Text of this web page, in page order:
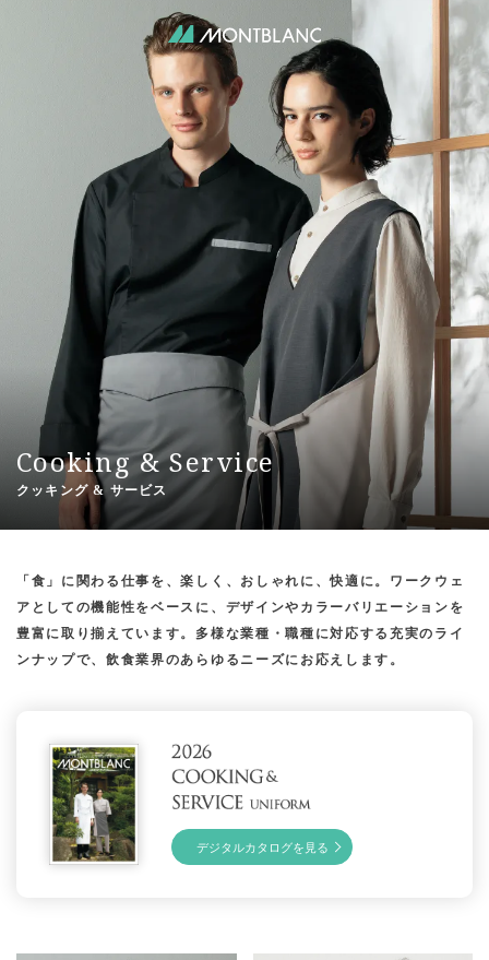
Cooking&Service
クッキング & サービス
「食」に関わる仕事を、楽しく、おしゃれに、快適に。ワークウェ
アとしての機能性をベースに、デザインやカラーバリエーションを
豊富に取り揃えています。多様な業種・職種に対応する充実のライ
ンナップで、飲食業界のあらゆるニーズにお応えします。
デジタルカタログを見る